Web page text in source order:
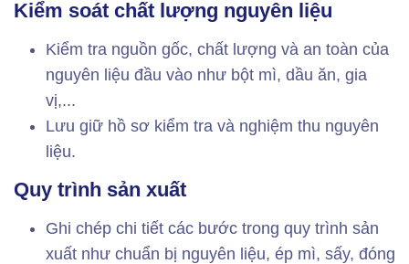
Kiểm soát chất lượng nguyên liệu
Kiểm tra nguồn gốc, chất lượng và an toàn của
nguyên liệu đầu vào như bột mì, dầu ăn, gia
vị,...
Lưu giữ hồ sơ kiểm tra và nghiệm thu nguyên
liệu.
Quy trình sản xuất
Ghi chép chi tiết các bước trong quy trình sản
xuất như chuẩn bị nguyên liệu, ép mì, sấy, đóng